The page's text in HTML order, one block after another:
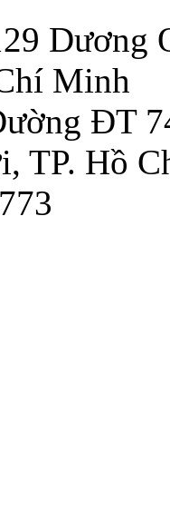
Dương
Minh
ĐT
TP. Hồ